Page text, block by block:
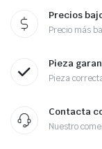
Precios
Precio más
Pieza
Pieza
Contacta
Nuestro